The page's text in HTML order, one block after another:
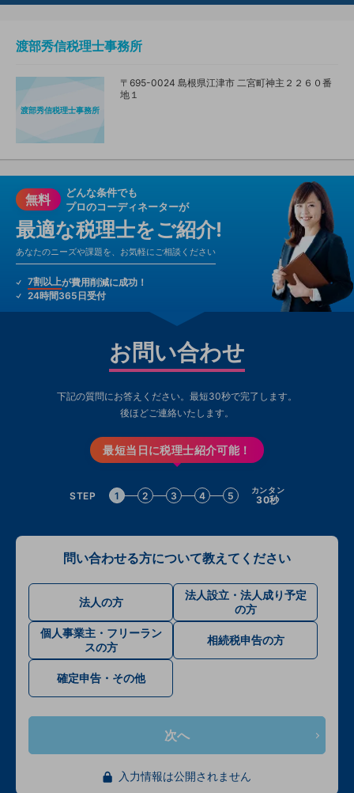
渡部秀信税理士事務所
渡部秀信税理士事務所
〒695-0024 島根県江津市 二宮町神主２２６０番
地１
無料
どんな条件でも
プロのコーディネーターが
最適な税理士をご紹介!
あなたのニーズや課題を、お気軽にご相談ください
7割以上が費用削減に成功！
24時間365日受付
お問い合わせ
下記の質問にお答えください。最短30秒で完了します。
後ほどご連絡いたします。
最短当日に税理士紹介可能！
STEP 1 2 3 4 5 カンタン
30秒
問い合わせる方について教えてください
法人の方
法人設立・法人成り予定
の方
個人事業主・フリーラン
スの方
相続税申告の方
確定申告・その他
次へ
入力情報は公開されません